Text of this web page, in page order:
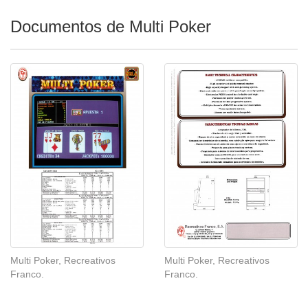
Documentos de Multi Poker
Multi Poker, Recreativos
Franco.
Multi Poker, Recreativos
Franco.